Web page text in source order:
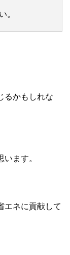
。
るかもしれな
ます。
エネに貢献して